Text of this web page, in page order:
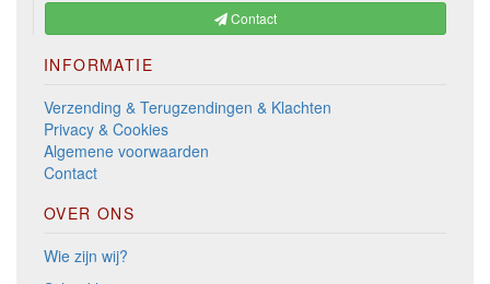
Contact
INFORMATIE
Verzending & Terugzendingen & Klachten
Privacy & Cookies
Algemene voorwaarden
Contact
OVER ONS
Wie zijn wij?